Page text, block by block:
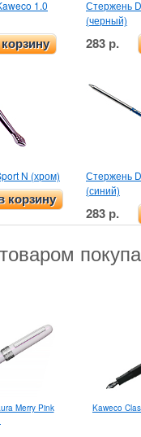
1.0
Стержень
(черный)
283 р.
N (хром)
корзину
Стержень
(синий)
283 р.
Merry Pink
Kaweco